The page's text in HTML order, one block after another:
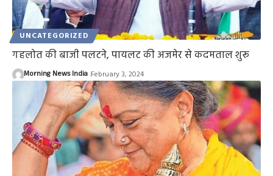
UNCATEGORIZED
गहलोत की बाजी पलटने, पायलट की अजमेर से कदमताल शुरू
Morning News India February 3, 2024